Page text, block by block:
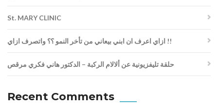
St. MARY CLINIC
ازاي اعرف ان ابني بيعاني من تأخر النمو ؟؟ واتصرف ازاي !!
حلقة تليفزيونية عن ألالام الركبة – الدكتور هاني فكري مرقص
Recent Comments